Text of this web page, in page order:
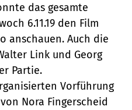
das gesamte
6.11.19 den Film
anschauen. Auch die
Link und Georg
Partie.
Vorführung
Nora Fingerscheid